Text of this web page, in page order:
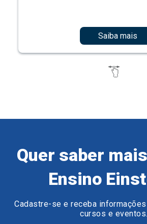
Saiba mais
Quer saber
Ensino
Cadastre-se e receba
cursos e eventos.